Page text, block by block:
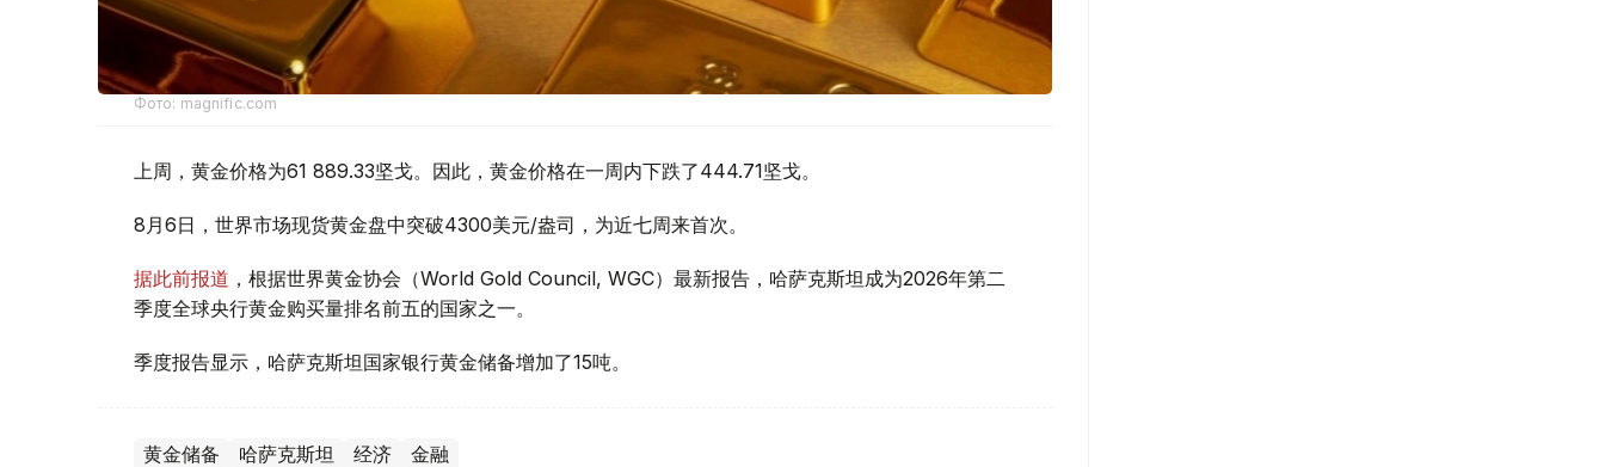
Фото: magnific.com
上周，黄金价格为61 889.33坚戈。因此，黄金价格在一周内下跌了444.71坚戈。
8月6日，世界市场现货黄金盘中突破4300美元/盎司，为近七周来首次。
据此前报道 ，根据世界黄金协会（World Gold Council, WGC）最新报告，哈萨克斯坦成为2026年第二
季度全球央行黄金购买量排名前五的国家之一。
季度报告显示，哈萨克斯坦国家银行黄金储备增加了15吨。
黄金储备 哈萨克斯坦 经济 金融